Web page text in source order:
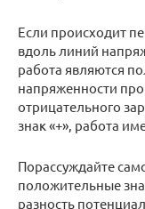
Если происходит
вдоль линий
работа являются
напряженности
отрицательного
знак «+», работа
Порассуждайте
положительные
разность